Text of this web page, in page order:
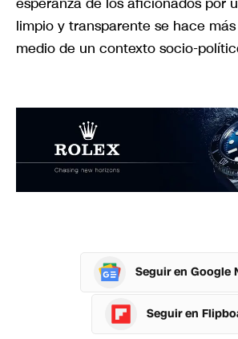
limpio y transparente se hace
medio de un contexto socio-
Seguir en Google
Seguir en